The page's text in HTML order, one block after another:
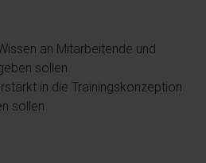
an Mitarbeitende und
sollen
in die Trainingskonzeption
sollen